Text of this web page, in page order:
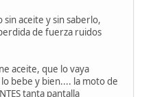
aceite y sin saberlo,
de fuerza ruidos
aceite, que lo vaya
bebe y bien.... la moto de
tanta pantalla